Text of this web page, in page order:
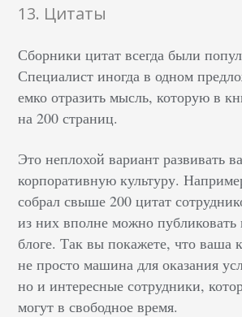
13. Цитаты
Сборники цитат всегда были
Специалист иногда в одном
емко отразить мысль, которую в
на 200 страниц.
Это неплохой вариант развивать
корпоративную культуру.
собрал свыше 200 цитат
из них вполне можно
блоге. Так вы покажете, что ваша
не просто машина для оказания
но и интересные сотрудники,
могут в свободное время.